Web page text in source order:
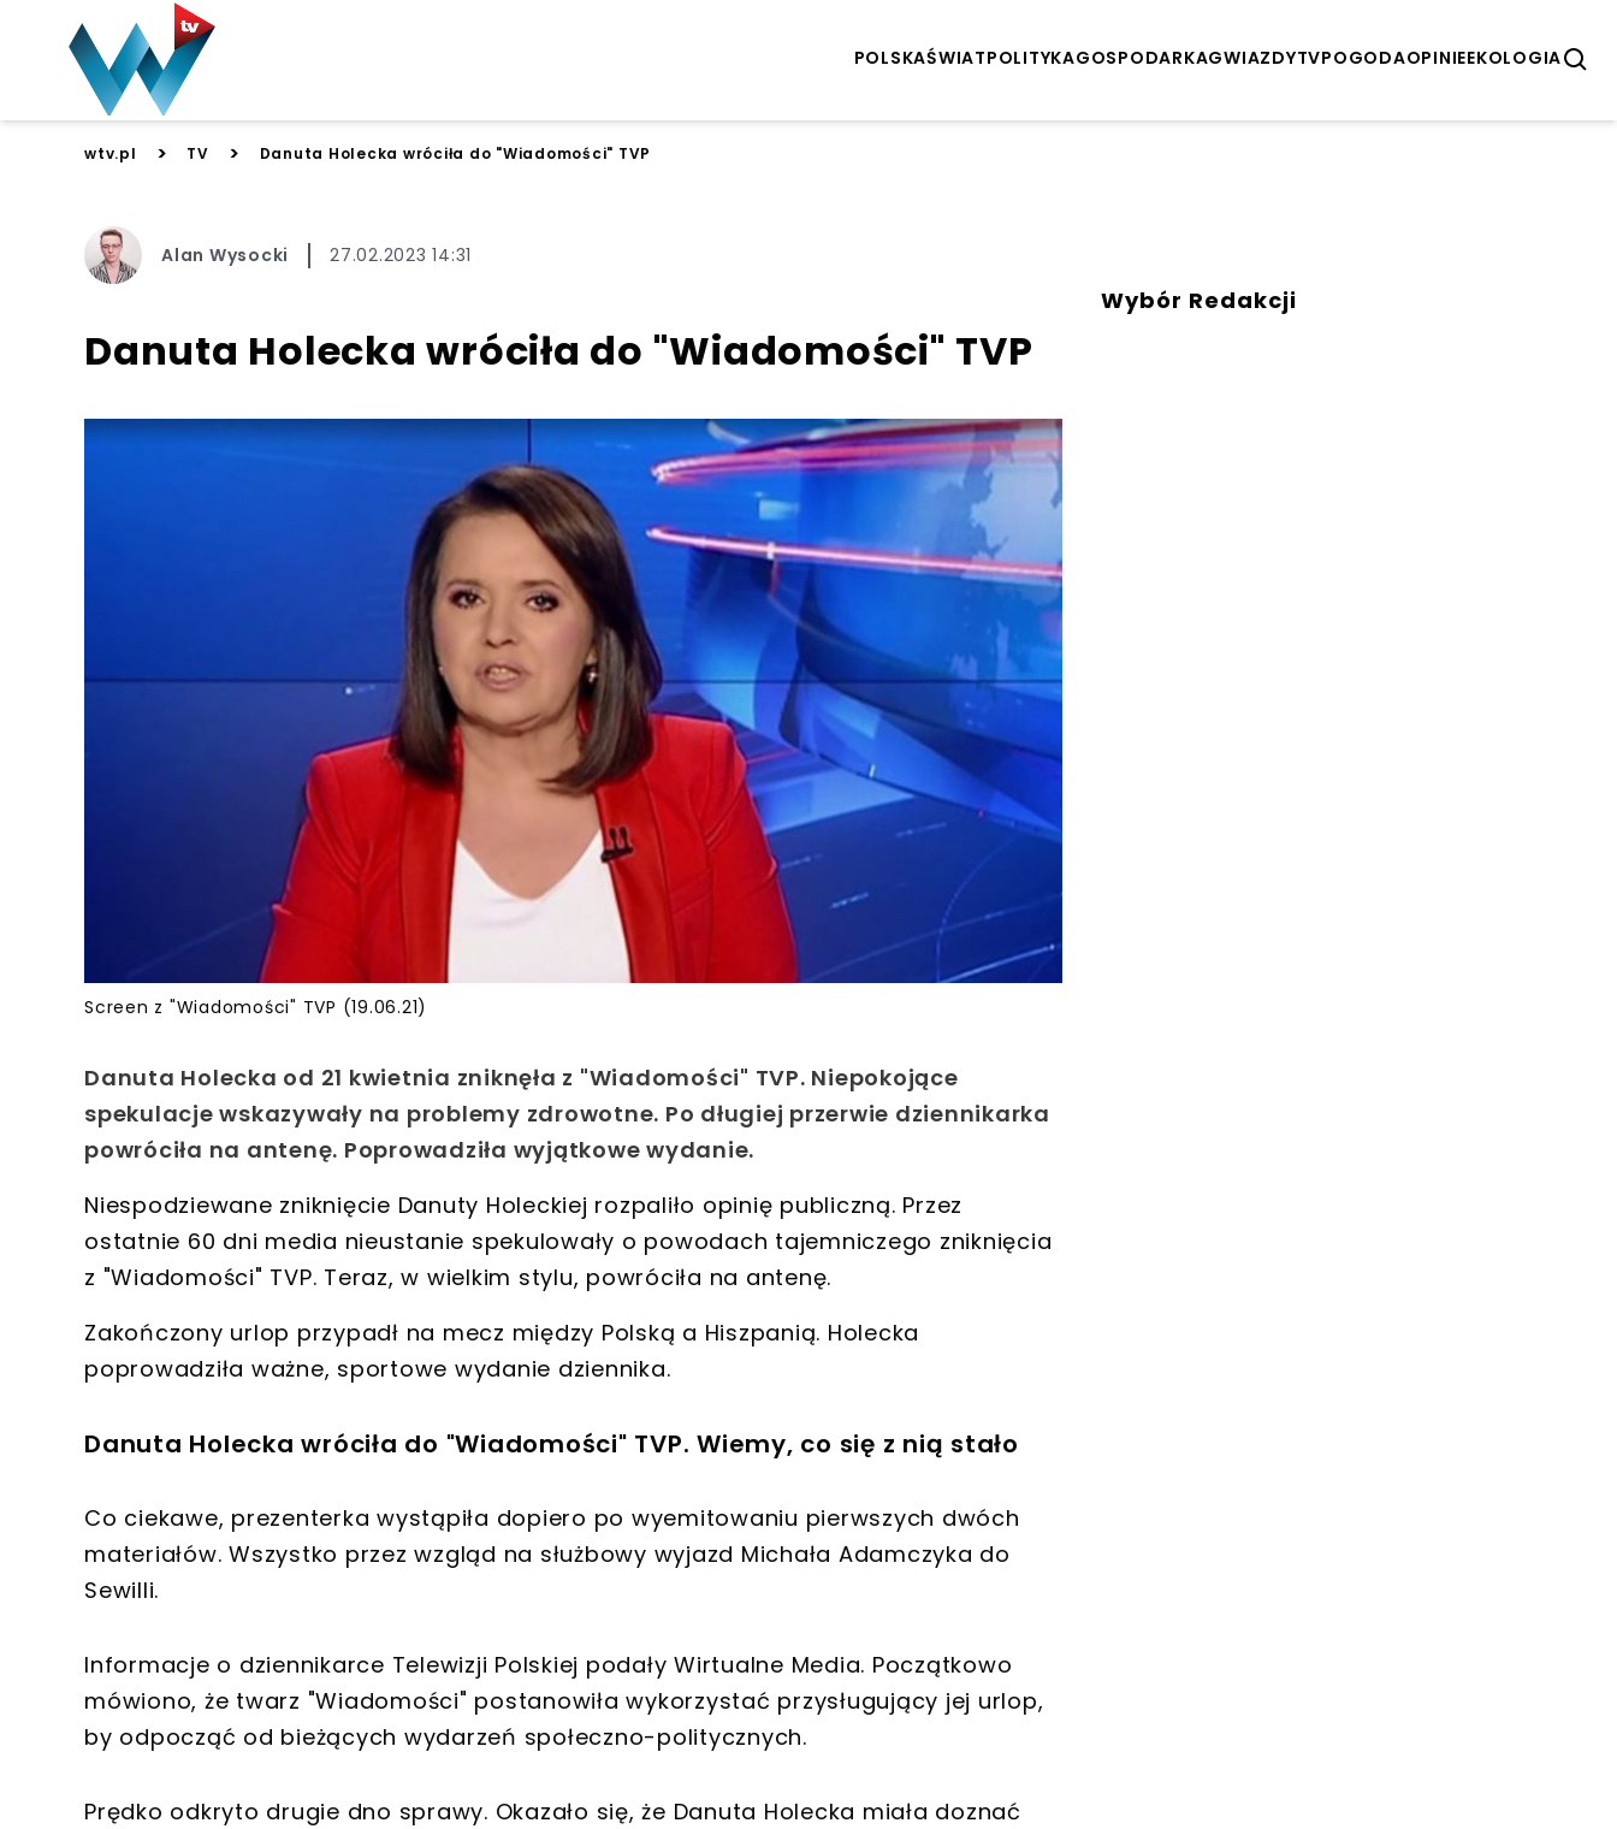
POLSKAŚWIATPOLITYKAGOSPODARKAGWIAZDYTVPOGODAOPINIEEKOLOGIA
wtv.pl > TV > Danuta Holecka wróciła do "Wiadomości" TVP
Alan Wysocki 27.02.2023 14:31
Danuta Holecka wróciła do "Wiadomości" TVP
Screen z "Wiadomości" TVP (19.06.21)
Danuta Holecka od 21 kwietnia zniknęła z "Wiadomości" TVP. Niepokojące
spekulacje wskazywały na problemy zdrowotne. Po długiej przerwie dziennikarka
powróciła na antenę. Poprowadziła wyjątkowe wydanie.
Niespodziewane zniknięcie Danuty Holeckiej rozpaliło opinię publiczną. Przez
ostatnie 60 dni media nieustanie spekulowały o powodach tajemniczego zniknięcia
z "Wiadomości" TVP. Teraz, w wielkim stylu, powróciła na antenę.
Zakończony urlop przypadł na mecz między Polską a Hiszpanią. Holecka
poprowadziła ważne, sportowe wydanie dziennika.
Danuta Holecka wróciła do "Wiadomości" TVP. Wiemy, co się z nią stało
Co ciekawe, prezenterka wystąpiła dopiero po wyemitowaniu pierwszych dwóch
materiałów. Wszystko przez wzgląd na służbowy wyjazd Michała Adamczyka do
Sewilli.
Informacje o dziennikarce Telewizji Polskiej podały Wirtualne Media. Początkowo
mówiono, że twarz "Wiadomości" postanowiła wykorzystać przysługujący jej urlop,
by odpocząć od bieżących wydarzeń społeczno-politycznych.
Prędko odkryto drugie dno sprawy. Okazało się, że Danuta Holecka miała doznać
Wybór Redakcji